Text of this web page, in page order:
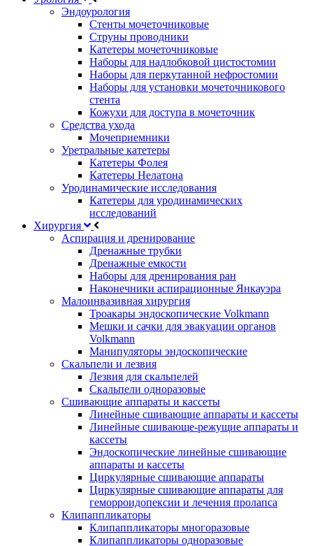
Эндоурология
Стенты мочеточниковые
Струны проводники
Катетеры мочеточниковые
Наборы для надлобковой цистостомии
Наборы для перкутанной нефростомии
Наборы для установки мочеточникового
стента
Кожухи для доступа в мочеточник
Средства ухода
Мочеприемники
Уретральные катетеры
Катетеры Фолея
Катетеры Нелатона
Уродинамические исследования
Катетеры для уродинамических
исследований
Хирургия
Аспирация и дренирование
Дренажные трубки
Дренажные емкости
Наборы для дренирования ран
Наконечники аспирационные Янкауэра
Малоинвазивная хирургия
Троакары эндоскопические Volkmann
Мешки и сачки для эвакуации органов
Volkmann
Манипуляторы эндоскопические
Скальпели и лезвия
Лезвия для скальпелей
Скальпели одноразовые
Сшивающие аппараты и кассеты
Линейные сшивающие аппараты и кассеты
Линейные сшивающе-режущие аппараты и
кассеты
Эндоскопические линейные сшивающие
аппараты и кассеты
Циркулярные сшивающие аппараты
Циркулярные сшивающие аппараты для
геморроидопексии и лечения пролапса
Клипаппликаторы
Клипаппликаторы многоразовые
Клипаппликаторы одноразовые